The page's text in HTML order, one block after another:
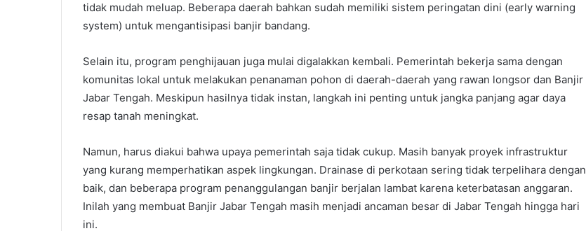
tidak mudah meluap. Beberapa daerah bahkan sudah memiliki sistem peringatan dini (early warning
system) untuk mengantisipasi banjir bandang.
Selain itu, program penghijauan juga mulai digalakkan kembali. Pemerintah bekerja sama dengan
komunitas lokal untuk melakukan penanaman pohon di daerah-daerah yang rawan longsor dan Banjir
Jabar Tengah. Meskipun hasilnya tidak instan, langkah ini penting untuk jangka panjang agar daya
resap tanah meningkat.
Namun, harus diakui bahwa upaya pemerintah saja tidak cukup. Masih banyak proyek infrastruktur
yang kurang memperhatikan aspek lingkungan. Drainase di perkotaan sering tidak terpelihara dengan
baik, dan beberapa program penanggulangan banjir berjalan lambat karena keterbatasan anggaran.
Inilah yang membuat Banjir Jabar Tengah masih menjadi ancaman besar di Jabar Tengah hingga hari
ini.